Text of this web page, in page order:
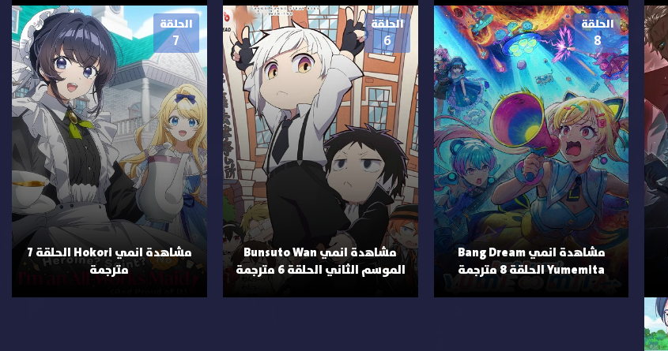
الحلقة
8
مشاهدة انمي Bang Dream
Yumemita الحلقة 8 مترجمة
الحلقة
6
مشاهدة انمي Bunsuto Wan
الموسم الثاني الحلقة 6 مترجمة
الحلقة
7
مشاهدة انمي Hokori الحلقة 7
مترجمة